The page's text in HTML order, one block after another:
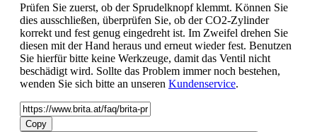
Prüfen Sie zuerst, ob der Sprudelknopf klemmt. Können Sie
dies ausschließen, überprüfen Sie, ob der CO2-Zylinder
korrekt und fest genug eingedreht ist. Im Zweifel drehen Sie
diesen mit der Hand heraus und erneut wieder fest. Benutzen
Sie hierfür bitte keine Werkzeuge, damit das Ventil nicht
beschädigt wird. Sollte das Problem immer noch bestehen,
wenden Sie sich bitte an unseren Kundenservice.
Copy